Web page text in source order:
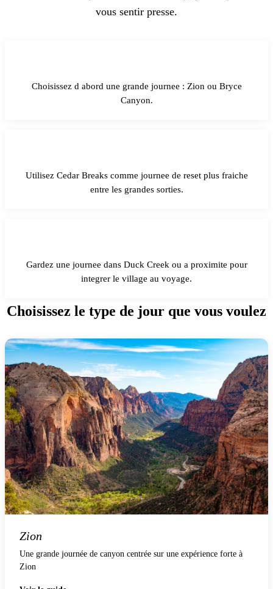
vous sentir presse.
Choisissez d abord une grande journee : Zion ou Bryce
Canyon.
Utilisez Cedar Breaks comme journee de reset plus fraiche
entre les grandes sorties.
Gardez une journee dans Duck Creek ou a proximite pour
integrer le village au voyage.
Choisissez le type de jour que vous voulez
Zion
Une grande journée de canyon centrée sur une expérience forte à
Zion